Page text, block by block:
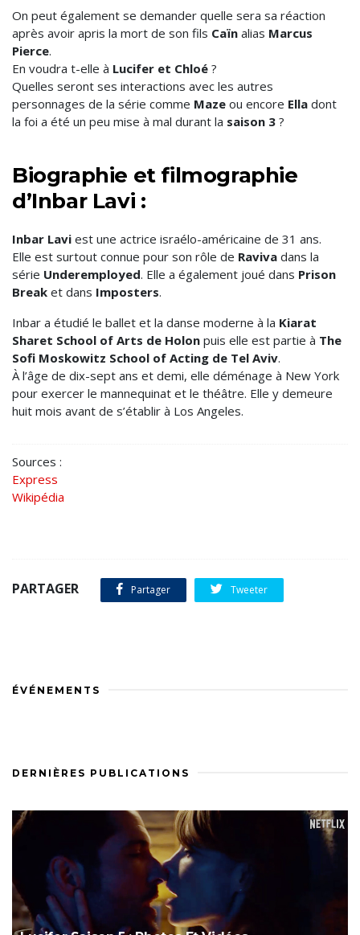
On peut également se demander quelle sera sa réaction
après avoir apris la mort de son fils Caïn alias Marcus
Pierce.
En voudra t-elle à Lucifer et Chloé ?
Quelles seront ses interactions avec les autres
personnages de la série comme Maze ou encore Ella dont
la foi a été un peu mise à mal durant la saison 3 ?
Biographie et filmographie
d’Inbar Lavi :
Inbar Lavi est une actrice israélo-américaine de 31 ans.
Elle est surtout connue pour son rôle de Raviva dans la
série Underemployed. Elle a également joué dans Prison
Break et dans Imposters.
Inbar a étudié le ballet et la danse moderne à la Kiarat
Sharet School of Arts de Holon puis elle est partie à The
Sofi Moskowitz School of Acting de Tel Aviv.
À l’âge de dix-sept ans et demi, elle déménage à New York
pour exercer le mannequinat et le théâtre. Elle y demeure
huit mois avant de s’établir à Los Angeles.
Sources :
Express
Wikipédia
PARTAGER Partager Tweeter
ÉVÉNEMENTS
DERNIÈRES PUBLICATIONS